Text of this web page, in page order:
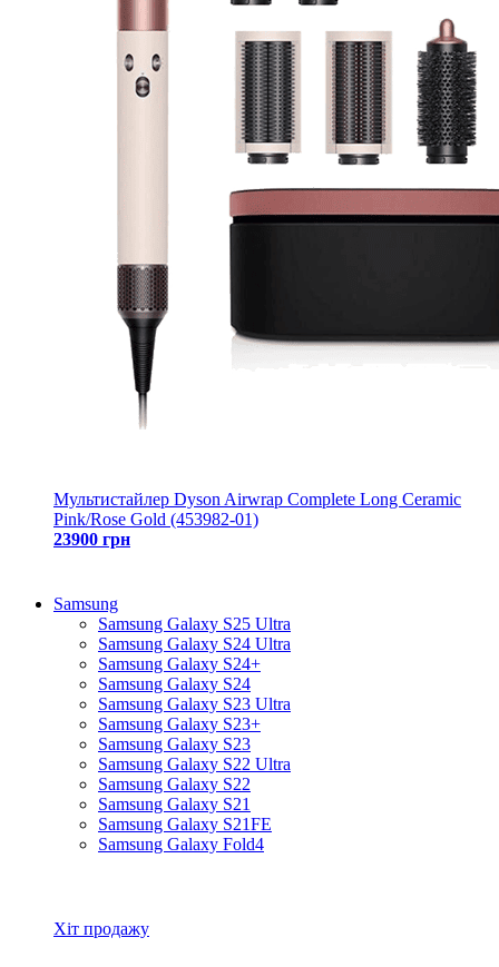
Мультистайлер Dyson Airwrap Complete Long Ceramic
Pink/Rose Gold (453982-01)
23900 грн
Samsung
Samsung Galaxy S25 Ultra
Samsung Galaxy S24 Ultra
Samsung Galaxy S24+
Samsung Galaxy S24
Samsung Galaxy S23 Ultra
Samsung Galaxy S23+
Samsung Galaxy S23
Samsung Galaxy S22 Ultra
Samsung Galaxy S22
Samsung Galaxy S21
Samsung Galaxy S21FE
Samsung Galaxy Fold4
Хіт продажу